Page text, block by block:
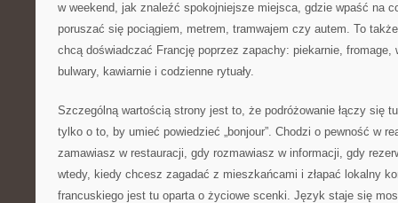
w weekend, jak znaleźć spokojniejsze miejsca, gdzie wpaść na
poruszać się pociągiem, metrem, tramwajem czy autem. To
chcą doświadczać Francję poprzez zapachy: piekarnie, fromage,
bulwary, kawiarnie i codzienne rytuały.
Szczególną wartością strony jest to, że podróżowanie łączy się
tylko o to, by umieć powiedzieć „bonjour”. Chodzi o pewność w
zamawiasz w restauracji, gdy rozmawiasz w informacji, gdy
wtedy, kiedy chcesz zagadać z mieszkańcami i złapać lokalny
francuskiego jest tu oparta o życiowe scenki. Język staje się